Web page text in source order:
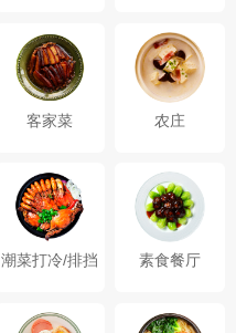
客家菜 农庄
潮菜打冷/排挡 素食餐厅